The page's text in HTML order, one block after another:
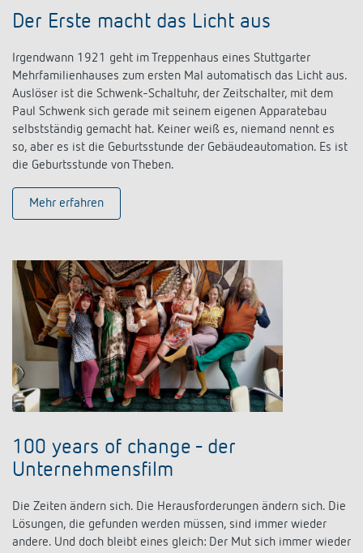
schalten
LUXORliving
Historie
Der Erste macht das Licht aus
Irgendwann 1921 geht im Treppenhaus eines Stuttgarter
Mehrfamilienhauses zum ersten Mal automatisch das Licht aus.
Auslöser ist die Schwenk-Schaltuhr, der Zeitschalter, mit dem
Paul Schwenk sich gerade mit seinem eigenen Apparatebau
selbstständig gemacht hat. Keiner weiß es, niemand nennt es
so, aber es ist die Geburtsstunde der Gebäudeautomation. Es ist
die Geburtsstunde von Theben.
Mehr erfahren
100 years of change - der
Unternehmensfilm
Die Zeiten ändern sich. Die Herausforderungen ändern sich. Die
Lösungen, die gefunden werden müssen, sind immer wieder
andere. Und doch bleibt eines gleich: Der Mut sich immer wieder